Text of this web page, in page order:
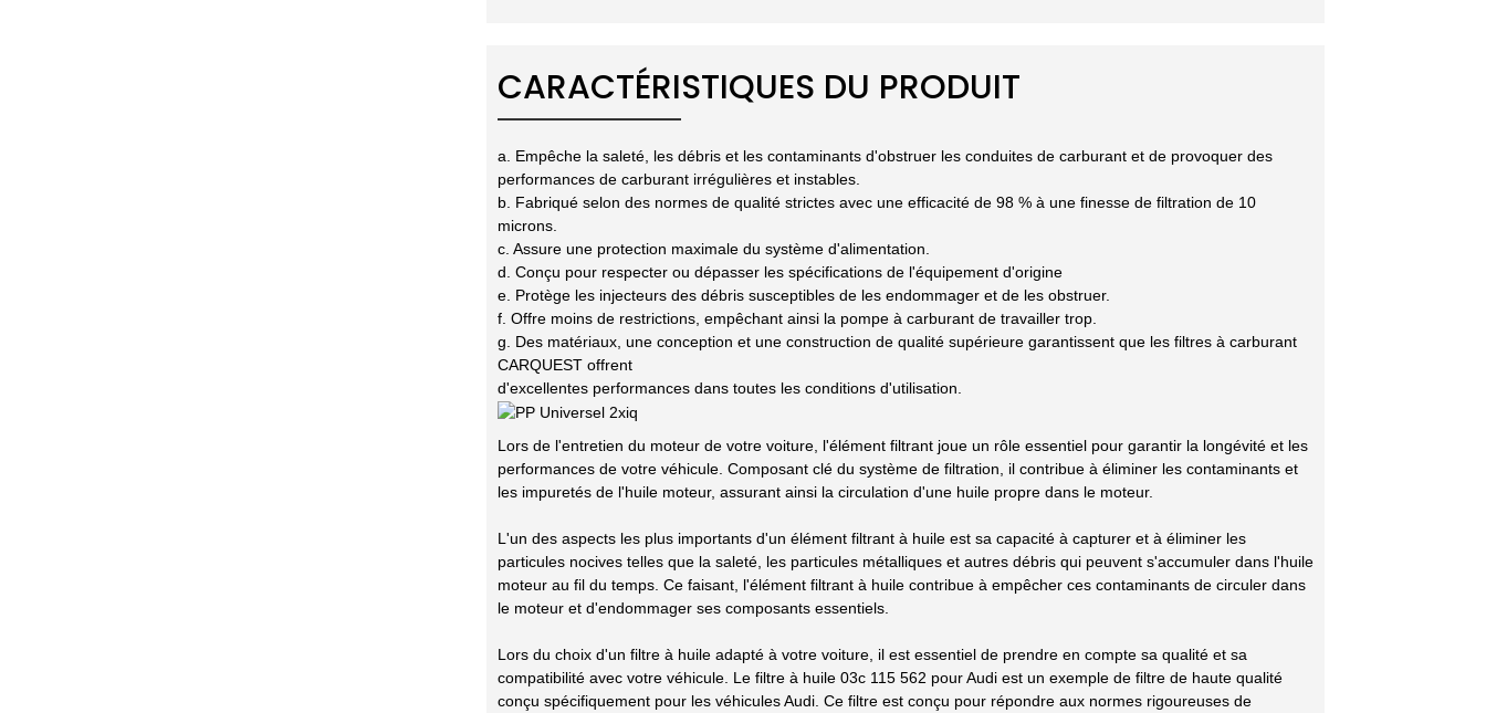
CARACTÉRISTIQUES DU PRODUIT
a. Empêche la saleté, les débris et les contaminants d'obstruer les conduites de carburant et de provoquer des
performances de carburant irrégulières et instables.
b. Fabriqué selon des normes de qualité strictes avec une efficacité de 98 % à une finesse de filtration de 10
microns.
c. Assure une protection maximale du système d'alimentation.
d. Conçu pour respecter ou dépasser les spécifications de l'équipement d'origine
e. Protège les injecteurs des débris susceptibles de les endommager et de les obstruer.
f. Offre moins de restrictions, empêchant ainsi la pompe à carburant de travailler trop.
g. Des matériaux, une conception et une construction de qualité supérieure garantissent que les filtres à carburant
CARQUEST offrent
d'excellentes performances dans toutes les conditions d'utilisation.
Lors de l'entretien du moteur de votre voiture, l'élément filtrant joue un rôle essentiel pour garantir la longévité et les
performances de votre véhicule. Composant clé du système de filtration, il contribue à éliminer les contaminants et
les impuretés de l'huile moteur, assurant ainsi la circulation d'une huile propre dans le moteur.
L'un des aspects les plus importants d'un élément filtrant à huile est sa capacité à capturer et à éliminer les
particules nocives telles que la saleté, les particules métalliques et autres débris qui peuvent s'accumuler dans l'huile
moteur au fil du temps. Ce faisant, l'élément filtrant à huile contribue à empêcher ces contaminants de circuler dans
le moteur et d'endommager ses composants essentiels.
Lors du choix d'un filtre à huile adapté à votre voiture, il est essentiel de prendre en compte sa qualité et sa
compatibilité avec votre véhicule. Le filtre à huile 03c 115 562 pour Audi est un exemple de filtre de haute qualité
conçu spécifiquement pour les véhicules Audi. Ce filtre est conçu pour répondre aux normes rigoureuses de